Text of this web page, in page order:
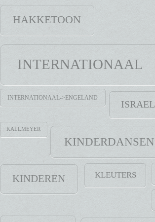
HAKKETOON
INTERNATIONAAL
INTERNATIONAAL->ENGELAND
ISRAEL
KALLMEYER
KINDERDANSEN
KINDEREN KLEUTERS